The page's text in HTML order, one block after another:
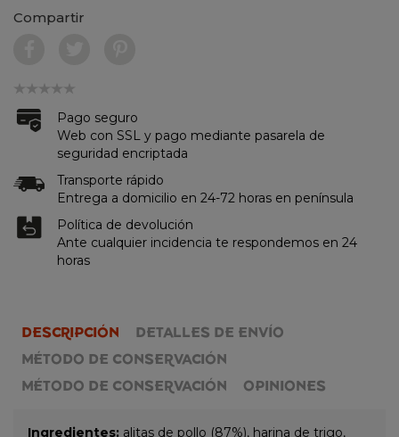
Compartir
Pago seguro
Web con SSL y pago mediante pasarela de
seguridad encriptada
Transporte rápido
Entrega a domicilio en 24-72 horas en península
Política de devolución
Ante cualquier incidencia te respondemos en 24
horas
DESCRIPCIÓN
DETALLES DE ENVÍO
MÉTODO DE CONSERVACIÓN
MÉTODO DE CONSERVACIÓN
OPINIONES
Ingredientes: alitas de pollo (87%), harina de trigo,